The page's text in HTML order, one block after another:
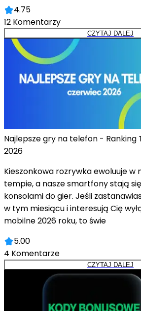
4.75
12 Komentarzy
CZYTAJ DALEJ
Najlepsze gry na telefon - Ranking
2026
Kieszonkowa rozrywka ewoluuje w
tempie, a nasze smartfony stają
konsolami do gier. Jeśli
w tym miesiącu i interesują Cię
mobilne 2026 roku, to świe
5.00
4 Komentarze
CZYTAJ DALEJ